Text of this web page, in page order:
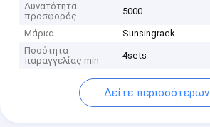
Δυνατότητα
προσφοράς
5000
Μάρκα
Sunsingrack
Ποσότητα
παραγγελίας min
4sets
Δείτε περισσότερων